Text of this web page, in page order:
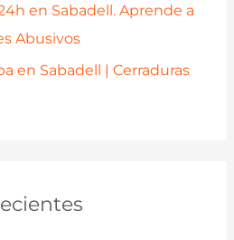
en Sabadell. Aprende a
Abusivos
en Sabadell | Cerraduras